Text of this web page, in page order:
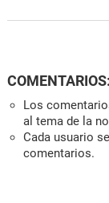
COMENTARIOS:
Los
al tema de la
Cada usuario
comentarios.